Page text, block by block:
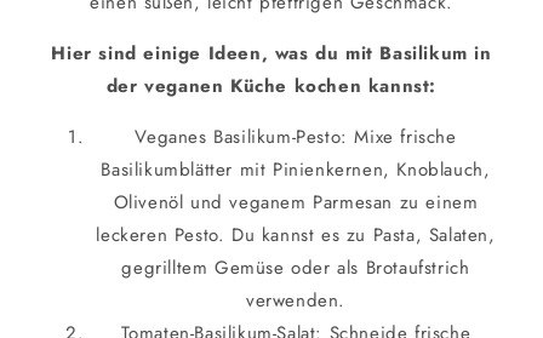
Hier sind einige Ideen, was du mit Basilikum in
der veganen Küche kochen kannst:
Veganes Basilikum-Pesto: Mixe frische
Basilikumblätter mit Pinienkernen, Knoblauch,
Olivenöl und veganem Parmesan zu einem
leckeren Pesto. Du kannst es zu Pasta, Salaten,
gegrilltem Gemüse oder als Brotaufstrich
verwenden.